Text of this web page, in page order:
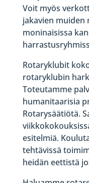
Voit myös
jakavien
moninaisissa
Rotaryklubit
rotaryklubin
Toteutamme
humanitaarisia
Rotarysäätiötä.
esitelmiä.
tehtävissä
heidän eettistä